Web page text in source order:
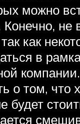
можно
не
как
в
о том, что
будет